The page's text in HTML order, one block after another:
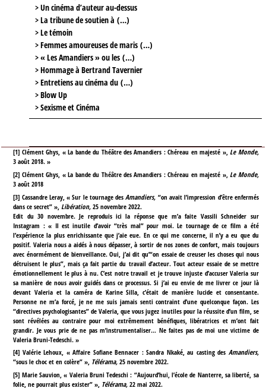
> Un cinéma d’auteur au-dessus
> La tribune de soutien à (…)
> Le témoin
> Femmes amoureuses de maris (…)
> « Les Amandiers » ou les (…)
> Hommage à Bertrand Tavernier
> Entretiens au cinéma du (…)
> Blow Up
> Sexisme et Cinéma
[1] Clément Ghys, « La bande du Théâtre des Amandiers : Chéreau en majesté »,Le Monde,
3 août 2018. »
[2] Clément Ghys, « La bande du Théâtre des Amandiers : Chéreau en majesté », Le Monde,
3 août 2018
[3] Cassandre Leray, « Sur le tournage desAmandiers, “on avait l’impression d’être enfermés
dans ce secret” », Libération, 25 novembre 2022.
Edit du 30 novembre. Je reproduis ici la réponse que m’a faite Vassili Schneider sur
Instagram : « Il est inutile d’avoir “très mal” pour moi. Le tournage de ce film a été
l’expérience la plus enrichissante que j’aie eue. En ce qui me concerne, il n’y a eu que du
positif. Valeria nous a aidés à nous dépasser, à sortir de nos zones de confort, mais toujours
avec énormément de bienveillance. Oui, j’ai dit qu’“on essaie de creuser les choses qui nous
détruisent le plus”, mais ça fait partie du travail d’acteur. Tout acteur essaie de se mettre
émotionnellement le plus à nu. C’est notre travail et je trouve injuste d’accuser Valeria sur
sa manière de nous avoir guidés dans ce processus. Si j’ai eu envie de me livrer ce jour là
devant Valeria et la caméra de Karine Silla, c’était de manière lucide et consentante.
Personne ne m’a forcé, je ne me suis jamais senti contraint d’une quelconque façon. Les
“directives psychologisantes” de Valeria, que vous jugez inutiles pour la réussite d’un film, se
sont révélées au contraire pour moi extrêmement bénéfiques, libératrices et m’ont fait
grandir. Je vous prie de ne pas m’instrumentaliser… Ne faites pas de moi une victime de
Valeria Bruni-Tedeschi. »
[4] Valérie Lehoux, « Affaire Sofiane Bennacer : Sandra Nkaké, au casting des Amandiers,
“sous le choc et en colère” », Télérama, 25 novembre 2022.
[5] Marie Sauvion, « Valeria Bruni Tedeschi : “Aujourd’hui, l’école de Nanterre, sa liberté, sa
folie, ne pourrait plus exister” », Télérama, 22 mai 2022.